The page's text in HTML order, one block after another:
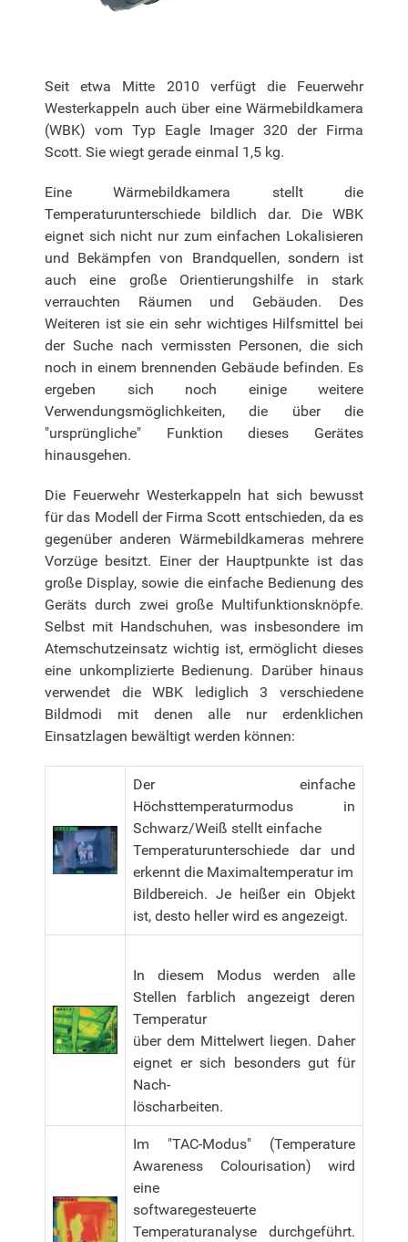
Seit etwa Mitte 2010 verfügt die Feuerwehr
Westerkappeln auch über eine Wärmebildkamera
(WBK) vom Typ Eagle Imager 320 der Firma
Scott. Sie wiegt gerade einmal 1,5 kg.
Eine Wärmebildkamera stellt die
Temperaturunterschiede bildlich dar. Die WBK
eignet sich nicht nur zum einfachen Lokalisieren
und Bekämpfen von Brandquellen, sondern ist
auch eine große Orientierungshilfe in stark
verrauchten Räumen und Gebäuden. Des
Weiteren ist sie ein sehr wichtiges Hilfsmittel bei
der Suche nach vermissten Personen, die sich
noch in einem brennenden Gebäude befinden. Es
ergeben sich noch einige weitere
Verwendungsmöglichkeiten, die über die
"ursprüngliche" Funktion dieses Gerätes
hinausgehen.
Die Feuerwehr Westerkappeln hat sich bewusst
für das Modell der Firma Scott entschieden, da es
gegenüber anderen Wärmebildkameras mehrere
Vorzüge besitzt. Einer der Hauptpunkte ist das
große Display, sowie die einfache Bedienung des
Geräts durch zwei große Multifunktionsknöpfe.
Selbst mit Handschuhen, was insbesondere im
Atemschutzeinsatz wichtig ist, ermöglicht dieses
eine unkomplizierte Bedienung. Darüber hinaus
verwendet die WBK lediglich 3 verschiedene
Bildmodi mit denen alle nur erdenklichen
Einsatzlagen bewältigt werden können:
Der einfache
Höchsttemperaturmodus in
Schwarz/Weiß stellt einfache
Temperaturunterschiede dar und
erkennt die Maximaltemperatur im
Bildbereich. Je heißer ein Objekt
ist, desto heller wird es angezeigt.
In diesem Modus werden alle
Stellen farblich angezeigt deren
Temperatur
über dem Mittelwert liegen. Daher
eignet er sich besonders gut für
Nach-
löscharbeiten.
Im "TAC-Modus" (Temperature
Awareness Colourisation) wird
eine
softwaregesteuerte
Temperaturanalyse durchgeführt.